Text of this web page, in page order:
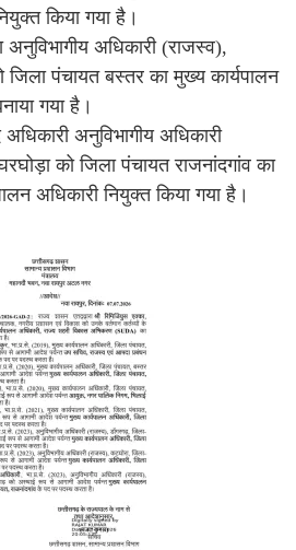
किया गया है।
अधिकारी (राजस्व),
जिला पंचायत बस्तर का मुख्य कार्यपालन
गया है।
अधिकारी अनुविभागीय अधिकारी
को जिला पंचायत राजनांदगांव का
अधिकारी नियुक्त किया गया है।